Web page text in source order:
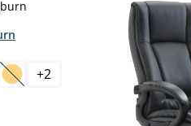
(Diese Option ist zurzeit nicht
+2